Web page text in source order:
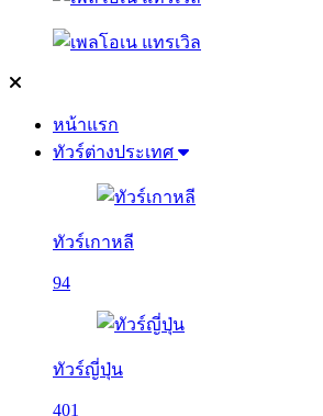
หน้าแรก
ทัวร์ต่างประเทศ
ทัวร์เกาหลี
94
ทัวร์ญี่ปุ่น
401